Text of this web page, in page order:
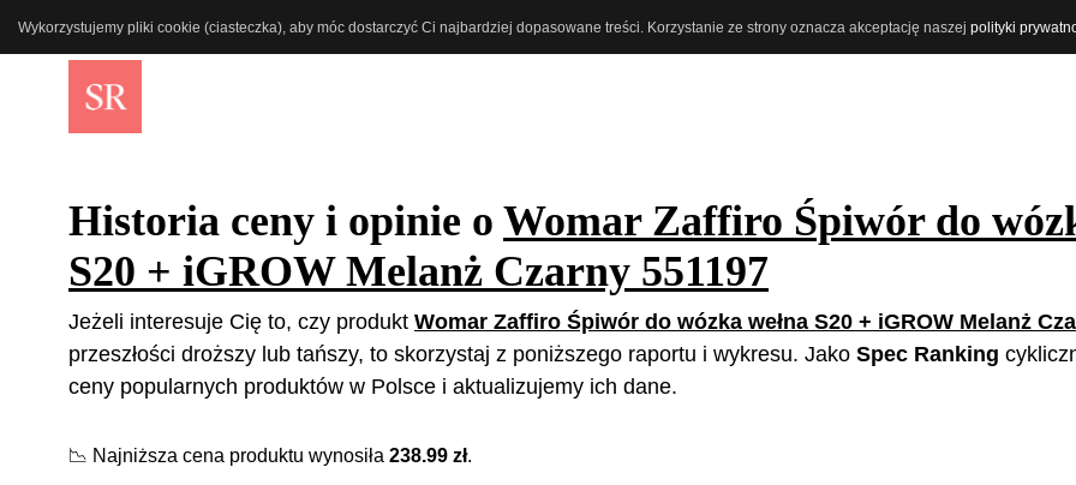
Wykorzystujemy pliki cookie (ciasteczka), aby móc dostarczyć Ci najbardziej dopasowane treści. Korzystanie ze strony oznacza akceptację naszej polityki
Historia ceny i opinie o Womar Zaffiro Śpiwór do
S20 + iGROW Melanż Czarny 551197
Jeżeli interesuje Cię to, czy produkt Womar Zaffiro Śpiwór do wózka wełna S20 + iGROW Melanż
przeszłości droższy lub tańszy, to skorzystaj z poniższego raportu i wykresu. Jako Spec Ranking
ceny popularnych produktów w Polsce i aktualizujemy ich dane.
📉 Najniższa cena produktu wynosiła 238.99 zł.